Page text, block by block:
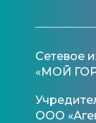
Сетевое
«МОЙ
ООО